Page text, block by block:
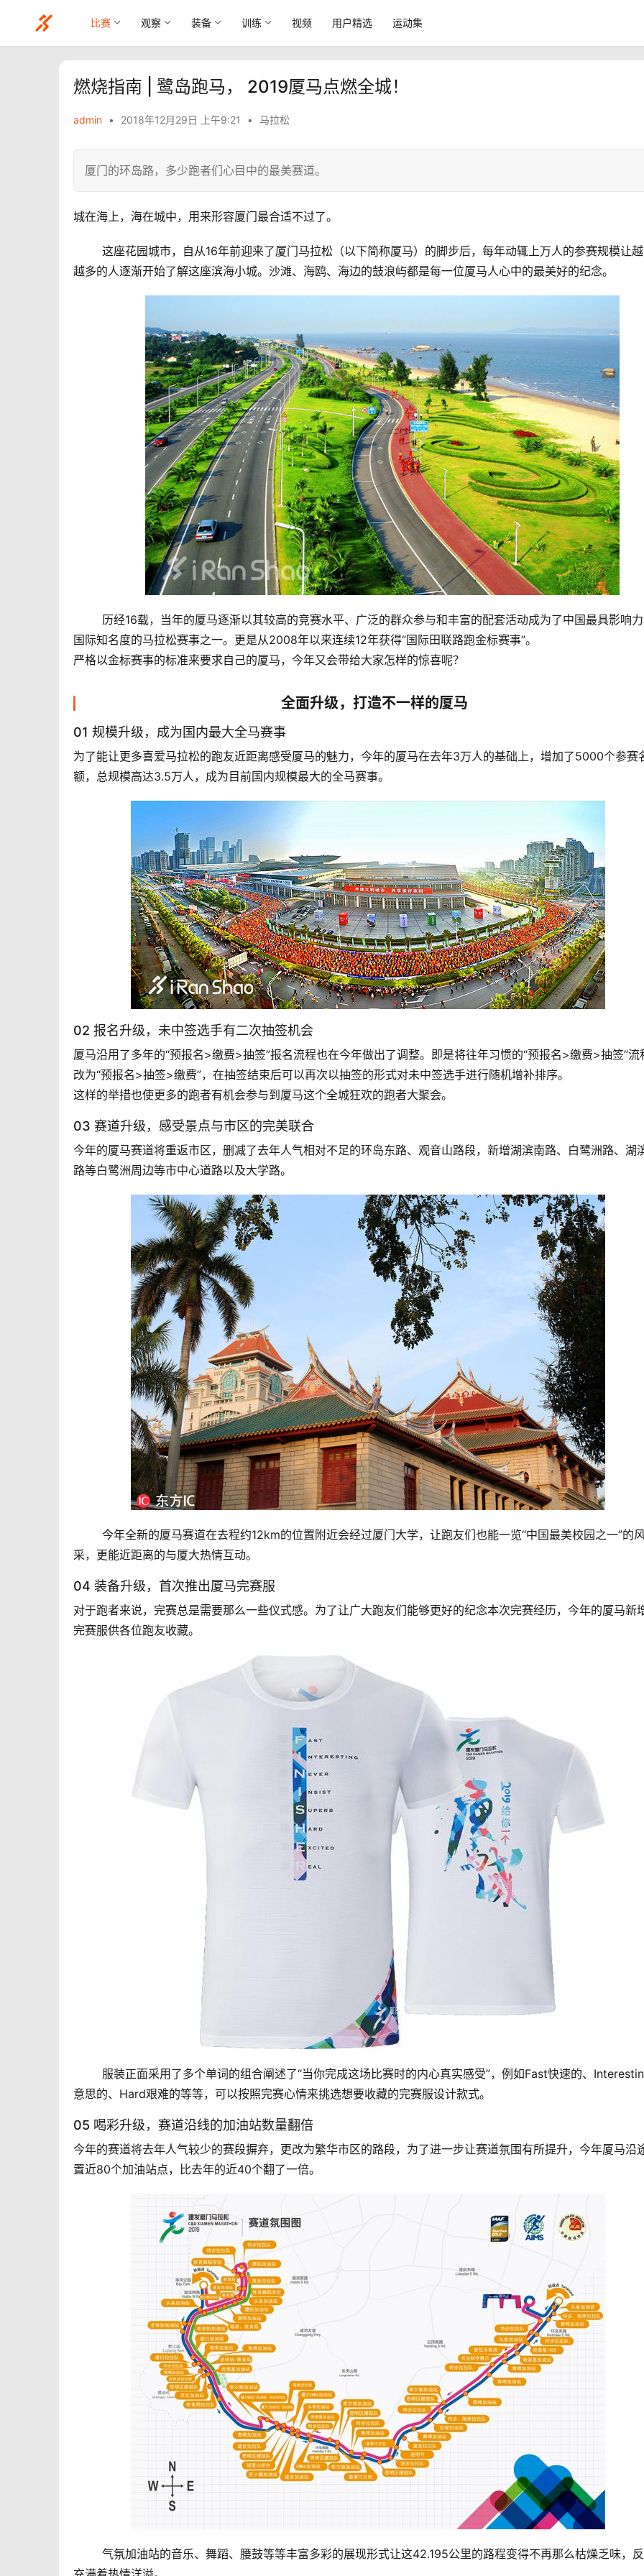
比赛 观察 装备 训练 视频 用户精选 运动集
燃烧指南 | 鹭岛跑马， 2019厦马点燃全城！
admin • 2018年12月29日 上午9:21 • 马拉松
厦门的环岛路，多少跑者们心目中的最美赛道。
城在海上，海在城中，用来形容厦门最合适不过了。
越多的人逐渐开始了解这座滨海小城。沙滩、海鸥、海边的鼓浪屿都是每一位厦马人心中的最美好的纪念。
国际知名度的马拉松赛事之一。更是从2008年以来连续12年获得“国际田联路跑金标赛事”。
严格以金标赛事的标准来要求自己的厦马，今年又会带给大家怎样的惊喜呢？
全面升级，打造不一样的厦马
01 规模升级，成为国内最大全马赛事
为了能让更多喜爱马拉松的跑友近距离感受厦马的魅力，今年的厦马在去年3万人的基础上，增加了5000个参赛
额，总规模高达3.5万人，成为目前国内规模最大的全马赛事。
02 报名升级，未中签选手有二次抽签机会
厦马沿用了多年的“预报名>缴费>抽签”报名流程也在今年做出了调整。即是将往年习惯的“预报名>缴费>抽签”流
改为“预报名>抽签>缴费”，在抽签结束后可以再次以抽签的形式对未中签选手进行随机增补排序。
这样的举措也使更多的跑者有机会参与到厦马这个全城狂欢的跑者大聚会。
03 赛道升级，感受景点与市区的完美联合
今年的厦马赛道将重返市区，删减了去年人气相对不足的环岛东路、观音山路段，新增湖滨南路、白鹭洲路、湖
路等白鹭洲周边等市中心道路以及大学路。
采，更能近距离的与厦大热情互动。
04 装备升级，首次推出厦马完赛服
对于跑者来说，完赛总是需要那么一些仪式感。为了让广大跑友们能够更好的纪念本次完赛经历，今年的厦马新
完赛服供各位跑友收藏。
意思的、Hard艰难的等等，可以按照完赛心情来挑选想要收藏的完赛服设计款式。
05 喝彩升级，赛道沿线的加油站数量翻倍
今年的赛道将去年人气较少的赛段摒弃，更改为繁华市区的路段，为了进一步让赛道氛围有所提升，今年厦马沿
置近80个加油站点，比去年的近40个翻了一倍。